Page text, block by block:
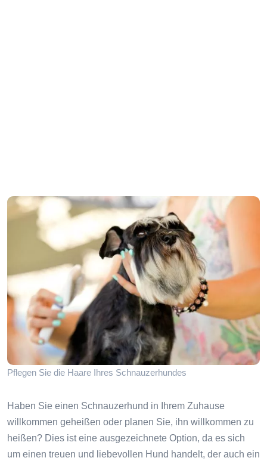
Pflegen Sie die Haare Ihres Schnauzerhundes
Haben Sie einen Schnauzerhund in Ihrem Zuhause
willkommen geheißen oder planen Sie, ihn willkommen zu
heißen? Dies ist eine ausgezeichnete Option, da es sich
um einen treuen und liebevollen Hund handelt, der auch ein